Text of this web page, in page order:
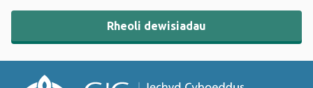
Rheoli dewisiadau